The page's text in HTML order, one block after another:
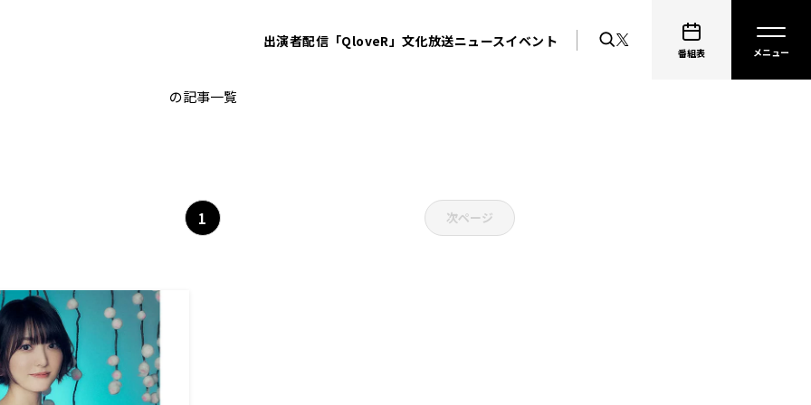
出演者配信「QloveR」文化放送ニュースイベント
番組表
花澤香菜のひとりでできるかな？
の記事一覧
1 次ページ